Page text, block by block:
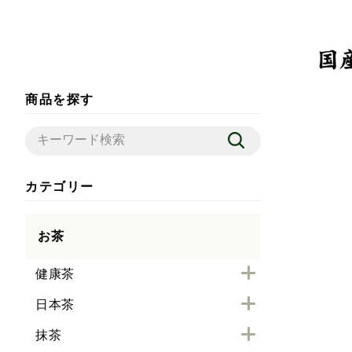
商品を探す
カテゴリー
お茶
健康茶
日本茶
抹茶